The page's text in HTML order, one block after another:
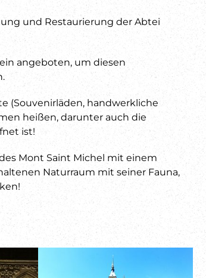
und Restaurierung der Abtei
angeboten, um diesen
(Souvenirläden, handwerkliche
heißen, darunter auch die
ist!
Mont Saint Michel mit einem
Naturraum mit seiner Fauna,